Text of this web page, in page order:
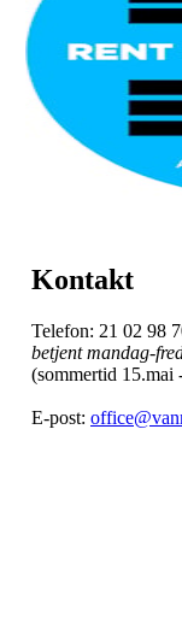
Kontakt
Telefon: 21 02 98
betjent mandag-
(sommertid 15.mai
E-post: